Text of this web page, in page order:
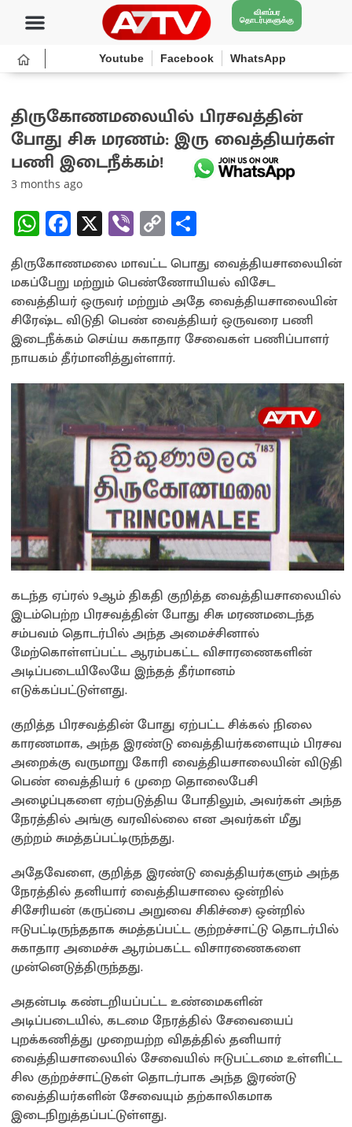
விளம்பர
தொடர்புகளுக்கு
Youtube Facebook WhatsApp
திருகோணமலையில் பிரசவத்தின்
போது சிசு மரணம்: இரு வைத்தியர்கள்
பணி இடைநீக்கம்!
3 months ago
W
h
at
sA
p
p
Fa
ce
b
o
o
k
X Vi
b
er
C
o
py
Li
n
k
ar
e
திருகோணமலை மாவட்ட பொது வைத்தியசாலையின்
மகப்பேறு மற்றும் பெண்ணோயியல் விசேட
வைத்தியர் ஒருவர் மற்றும் அதே வைத்தியசாலையின்
சிரேஷ்ட விடுதி பெண் வைத்தியர் ஒருவரை பணி
இடைநீக்கம் செய்ய சுகாதார சேவைகள் பணிப்பாளர்
நாயகம் தீர்மானித்துள்ளார்.
கடந்த ஏப்ரல் 9ஆம் திகதி குறித்த வைத்தியசாலையில்
இடம்பெற்ற பிரசவத்தின் போது சிசு மரணமடைந்த
சம்பவம் தொடர்பில் அந்த அமைச்சினால்
மேற்கொள்ளப்பட்ட ஆரம்பகட்ட விசாரணைகளின்
அடிப்படையிலேயே இந்தத் தீர்மானம்
எடுக்கப்பட்டுள்ளது.
குறித்த பிரசவத்தின் போது ஏற்பட்ட சிக்கல் நிலை
காரணமாக, அந்த இரண்டு வைத்தியர்களையும் பிரசவ
அறைக்கு வருமாறு கோரி வைத்தியசாலையின் விடுதி
பெண் வைத்தியர் 6 முறை தொலைபேசி
அழைப்புகளை ஏற்படுத்திய போதிலும், அவர்கள் அந்த
நேரத்தில் அங்கு வரவில்லை என அவர்கள் மீது
குற்றம் சுமத்தப்பட்டிருந்தது.
அதேவேளை, குறித்த இரண்டு வைத்தியர்களும் அந்த
நேரத்தில் தனியார் வைத்தியசாலை ஒன்றில்
சிசேரியன் (கருப்பை அறுவை சிகிச்சை) ஒன்றில்
ஈடுபட்டிருந்ததாக சுமத்தப்பட்ட குற்றச்சாட்டு தொடர்பில்
சுகாதார அமைச்சு ஆரம்பகட்ட விசாரணைகளை
முன்னெடுத்திருந்தது.
அதன்படி கண்டறியப்பட்ட உண்மைகளின்
அடிப்படையில், கடமை நேரத்தில் சேவையைப்
புறக்கணித்து முறையற்ற விதத்தில் தனியார்
வைத்தியசாலையில் சேவையில் ஈடுபட்டமை உள்ளிட்ட
சில குற்றச்சாட்டுகள் தொடர்பாக அந்த இரண்டு
வைத்தியர்களின் சேவையும் தற்காலிகமாக
இடைநிறுத்தப்பட்டுள்ளது.